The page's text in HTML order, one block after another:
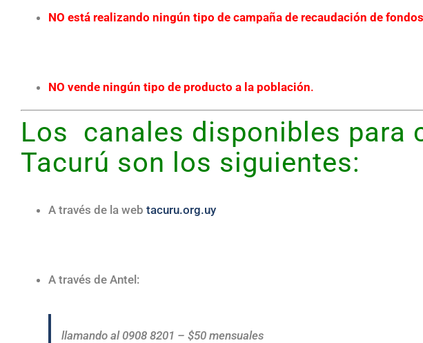
NO está realizando ningún tipo de campaña de recaudación de
NO vende ningún tipo de producto a la población.
Los canales disponibles para
Tacurú son los siguientes:
A través de la web tacuru.org.uy
A través de Antel:
llamando al 0908 8201 – $50 mensuales